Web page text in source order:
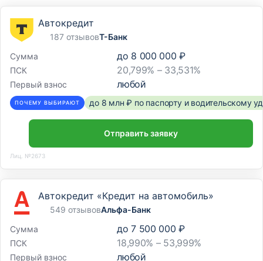
Автокредит
187 отзывовТ-Банк
Сумма
до 8 000 000 ₽
ПСК 20,799% – 33,531%
Первый взнос любой
ПОЧЕМУ ВЫБИРАЮТ до 8 млн ₽ по паспорту и водительскому
Отправить заявку
Лиц. №2673
Автокредит «Кредит на автомобиль»
549 отзывовАльфа-Банк
Сумма
до 7 500 000 ₽
ПСК 18,990% – 53,999%
Первый взнос любой